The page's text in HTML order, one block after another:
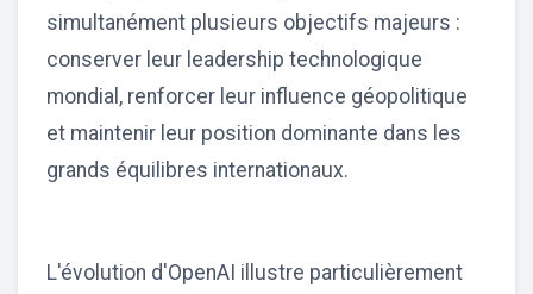
simultanément plusieurs objectifs majeurs :
conserver leur leadership technologique
mondial, renforcer leur influence géopolitique
et maintenir leur position dominante dans les
grands équilibres internationaux.
L'évolution d'OpenAI illustre particulièrement